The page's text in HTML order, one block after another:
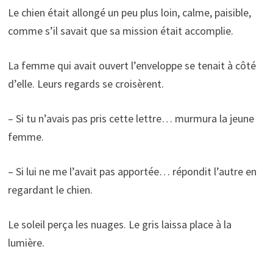
Le chien était allongé un peu plus loin, calme, paisible,
comme s’il savait que sa mission était accomplie.
La femme qui avait ouvert l’enveloppe se tenait à côté
d’elle. Leurs regards se croisèrent.
– Si tu n’avais pas pris cette lettre… murmura la jeune
femme.
– Si lui ne me l’avait pas apportée… répondit l’autre en
regardant le chien.
Le soleil perça les nuages. Le gris laissa place à la
lumière.